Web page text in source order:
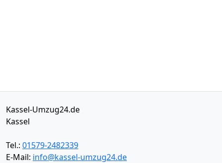
Kassel-Umzug24.de
Kassel
Tel.: 01579-2482339
E-Mail: info@kassel-umzug24.de